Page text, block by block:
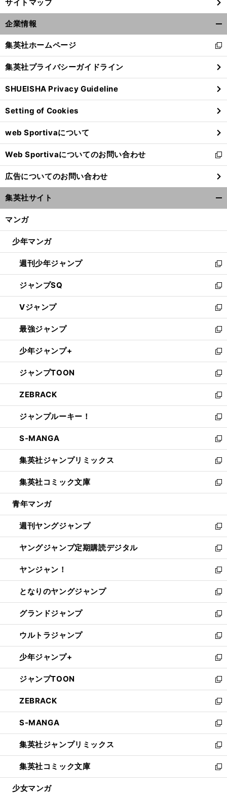
サイトマップ
企業情報
閉
る
集英社ホームページ
新
し
い
ウ
ィ
ン
ド
ウ
で
開
く
集英社プライバシーガイドライン
SHUEISHA Privacy Guideline
Setting of Cookies
web Sportivaについて
Web Sportivaについてのお問い合わせ
新
し
い
ウ
ィ
ン
ウ
開
く
広告についてのお問い合わせ
集英社サイト
マンガ
少年マンガ
週刊少年ジャンプ
新
し
い
ウ
ィ
ン
ド
ウ
で
開
く
ジャンプSQ
新
し
い
ウ
ィ
ン
ド
ウ
で
開
く
Vジャンプ
新
し
い
ウ
ィ
ン
ド
ウ
で
開
く
最強ジャンプ
新
し
い
ウ
ィ
ン
ド
ウ
で
開
く
少年ジャンプ+
新
し
い
ウ
ィ
ン
ド
ウ
で
開
く
ジャンプTOON
新
し
い
ウ
ィ
ン
ド
ウ
で
開
く
ZEBRACK
新
し
い
ウ
ィ
ン
ド
ウ
で
開
ジャンプルーキー！
新
し
い
ウ
ィ
ン
ド
ウ
開
く
S-MANGA
新
し
い
ウ
ィ
ン
ウ
で
開
く
集英社ジャンプリミックス
新
し
い
ウ
ン
ド
ウ
で
開
く
集英社コミック文庫
新
し
ウ
ィ
ン
ド
ウ
で
開
く
青年マンガ
週刊ヤングジャンプ
新
し
い
ウ
ィ
ン
ド
ウ
で
開
く
ヤングジャンプ定期購読デジタル
新
し
い
ウ
ィ
ン
ド
ウ
で
開
く
ヤンジャン！
新
し
い
ウ
ィ
ン
ド
ウ
で
開
く
となりのヤングジャンプ
新
し
い
ウ
ィ
ン
ド
ウ
で
開
く
グランドジャンプ
新
し
い
ウ
ィ
ン
ド
ウ
で
開
く
ウルトラジャンプ
新
し
い
ウ
ィ
ン
ド
ウ
で
開
く
少年ジャンプ+
新
し
い
ウ
ィ
ン
ド
ウ
で
開
く
ジャンプTOON
新
し
い
ウ
ィ
ン
ド
ウ
で
開
ZEBRACK
新
し
い
ウ
ィ
ン
ド
ウ
S-MANGA
新
し
い
ウ
ィ
ン
集英社ジャンプリミックス
新
し
い
ウ
集英社コミック文庫
新
し
少女マンガ